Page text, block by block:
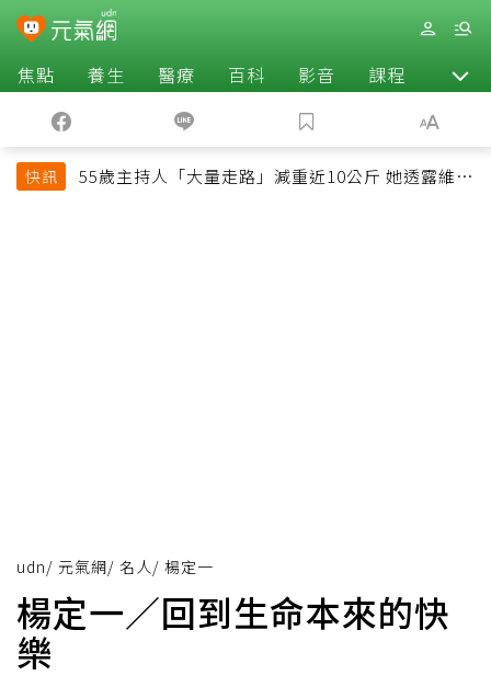
焦點 養生 醫療 百科 影音 課程 退休
快訊
55歲主持人「大量走路」減重近10公斤 她透露維持
udn/ 元氣網/ 名人/ 楊定一
楊定一／回到生命本來的快
樂